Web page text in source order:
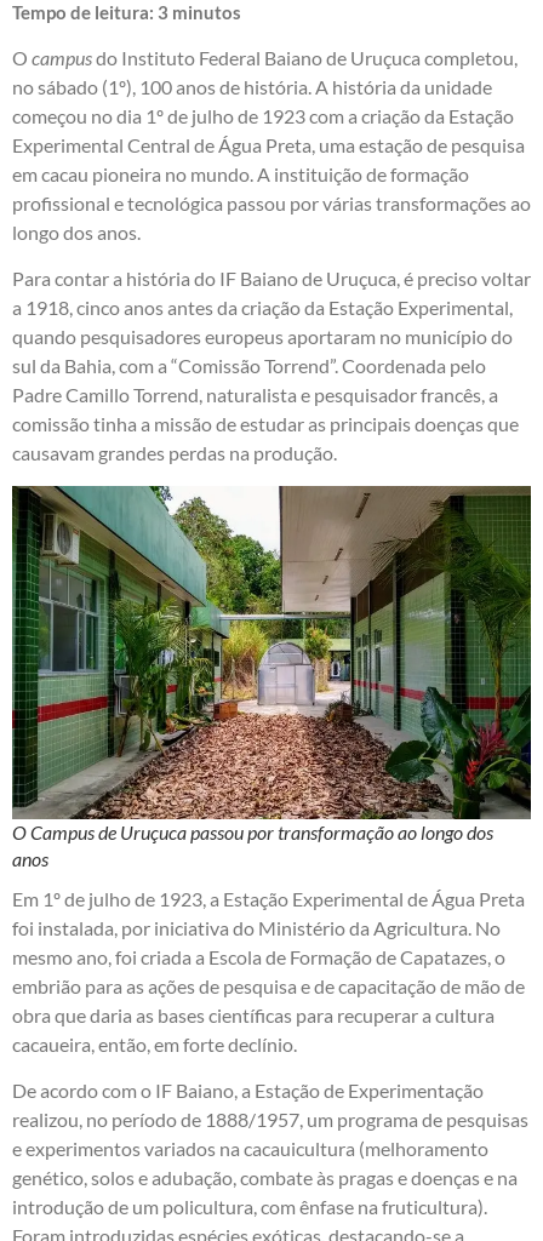
Tempo de leitura: 3 minutos
O campusdo Instituto Federal Baiano de Uruçuca completou,
no sábado (1º), 100 anos de história. A história da unidade
começou no dia 1º de julho de 1923 com a criação da Estação
Experimental Central de Água Preta, uma estação de pesquisa
em cacau pioneira no mundo. A instituição de formação
profissional e tecnológica passou por várias transformações ao
longo dos anos.
Para contar a história do IF Baiano de Uruçuca, é preciso voltar
a 1918, cinco anos antes da criação da Estação Experimental,
quando pesquisadores europeus aportaram no município do
sul da Bahia, com a “Comissão Torrend”. Coordenada pelo
Padre Camillo Torrend, naturalista e pesquisador francês, a
comissão tinha a missão de estudar as principais doenças que
causavam grandes perdas na produção.
O Campus de Uruçuca passou por transformação ao longo dos
anos
Em 1º de julho de 1923, a Estação Experimental de Água Preta
foi instalada, por iniciativa do Ministério da Agricultura. No
mesmo ano, foi criada a Escola de Formação de Capatazes, o
embrião para as ações de pesquisa e de capacitação de mão de
obra que daria as bases científicas para recuperar a cultura
cacaueira, então, em forte declínio.
De acordo com o IF Baiano, a Estação de Experimentação
realizou, no período de 1888/1957, um programa de pesquisas
e experimentos variados na cacauicultura (melhoramento
genético, solos e adubação, combate às pragas e doenças e na
introdução de um policultura, com ênfase na fruticultura).
Foram introduzidas espécies exóticas, destacando-se a